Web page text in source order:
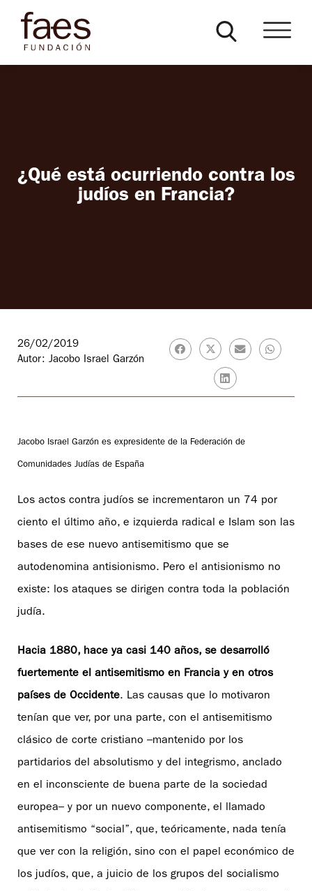
¿Qué está ocurriendo contra los
judíos en Francia?
26/02/2019
Autor: Jacobo Israel Garzón
Jacobo Israel Garzón es expresidente de la Federación de
Comunidades Judías de España
Los actos contra judíos se incrementaron un 74 por
ciento el último año, e izquierda radical e Islam son las
bases de ese nuevo antisemitismo que se
autodenomina antisionismo. Pero el antisionismo no
existe: los ataques se dirigen contra toda la población
judía.
Hacia 1880, hace ya casi 140 años, se desarrolló
fuertemente el antisemitismo en Francia y en otros
países de Occidente. Las causas que lo motivaron
tenían que ver, por una parte, con el antisemitismo
clásico de corte cristiano –mantenido por los
partidarios del absolutismo y del integrismo, anclado
en el inconsciente de buena parte de la sociedad
europea– y por un nuevo componente, el llamado
antisemitismo “social”, que, teóricamente, nada tenía
que ver con la religión, sino con el papel económico de
los judíos, que, a juicio de los grupos del socialismo